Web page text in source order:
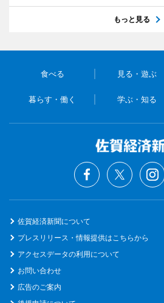
もっと見る
食べる 見る・遊ぶ
暮らす・働く 学ぶ・知る
佐賀経済新聞について
プレスリリース・情報提供はこちらから
アクセスデータの利用について
お問い合わせ
広告のご案内